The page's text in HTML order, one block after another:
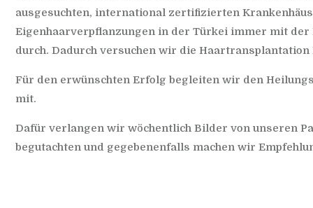
ausgesuchten, international zertifizierten
Eigenhaarverpflanzungen in der Türkei immer mit der
durch. Dadurch versuchen wir die
Für den erwünschten Erfolg begleiten wir den
mit.
Dafür verlangen wir wöchentlich Bilder von unseren
begutachten und gegebenenfalls machen wir